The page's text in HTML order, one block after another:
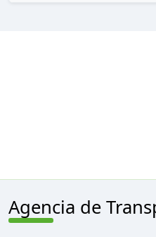
Agencia de